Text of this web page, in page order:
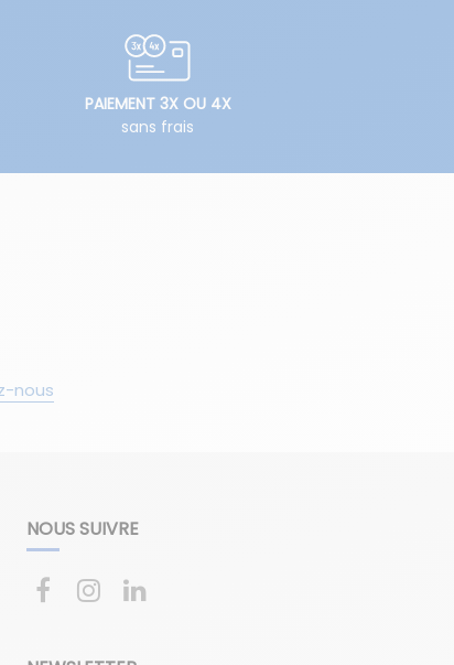
nous
PAIEMENT 3X OU 4X
sans frais
NOUS SUIVRE